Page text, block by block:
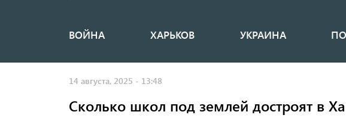
Основная
ВОЙНА ХАРЬКОВ УКРАИНА
14 августа, 2025 - 13:48
Сколько школ под землей достроят в